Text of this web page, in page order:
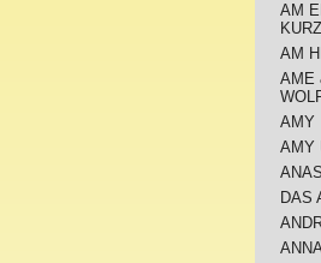
AM
AM
AME
AMY
AMY
DAS